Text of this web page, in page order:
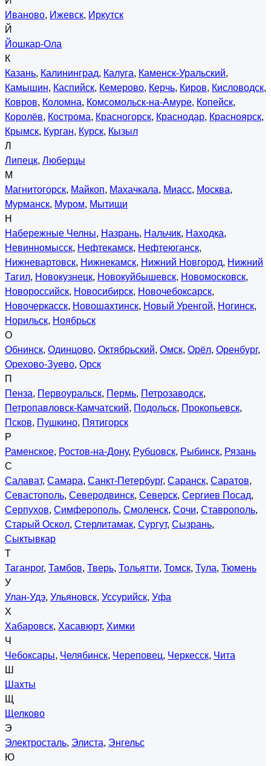
Иваново, Ижевск, Иркутск
Й
Йошкар-Ола
К
Казань, Калининград, Калуга, Каменск-Уральский,
Камышин, Каспийск, Кемерово, Керчь, Киров, Кисловодск,
Ковров, Коломна, Комсомольск-на-Амуре, Копейск,
Королёв, Кострома, Красногорск, Краснодар, Красноярск,
Крымск, Курган, Курск, Кызыл
Л
Липецк, Люберцы
М
Магнитогорск, Майкоп, Махачкала, Миасс, Москва,
Мурманск, Муром, Мытищи
Н
Набережные Челны, Назрань, Нальчик, Находка,
Невинномысск, Нефтекамск, Нефтеюганск,
Нижневартовск, Нижнекамск, Нижний Новгород, Нижний
Тагил, Новокузнецк, Новокуйбышевск, Новомосковск,
Новороссийск, Новосибирск, Новочебоксарск,
Новочеркасск, Новошахтинск, Новый Уренгой, Ногинск,
Норильск, Ноябрьск
О
Обнинск, Одинцово, Октябрьский, Омск, Орёл, Оренбург,
Орехово-Зуево, Орск
П
Пенза, Первоуральск, Пермь, Петрозаводск,
Петропавловск-Камчатский, Подольск, Прокопьевск,
Псков, Пушкино, Пятигорск
Р
Раменское, Ростов-на-Дону, Рубцовск, Рыбинск, Рязань
С
Салават, Самара, Санкт-Петербург, Саранск, Саратов,
Севастополь, Северодвинск, Северск, Сергиев Посад,
Серпухов, Симферополь, Смоленск, Сочи, Ставрополь,
Старый Оскол, Стерлитамак, Сургут, Сызрань,
Сыктывкар
Т
Таганрог, Тамбов, Тверь, Тольятти, Томск, Тула, Тюмень
У
Улан-Удэ, Ульяновск, Уссурийск, Уфа
Х
Хабаровск, Хасавюрт, Химки
Ч
Чебоксары, Челябинск, Череповец, Черкесск, Чита
Ш
Шахты
Щ
Щелково
Э
Электросталь, Элиста, Энгельс
Ю